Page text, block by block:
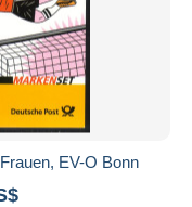
EV-O Bonn